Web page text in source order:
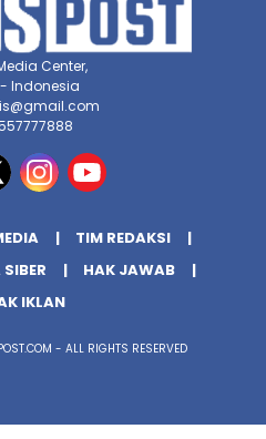
Center,
Indonesia
TIM REDAKSI
HAK JAWAB
IKLAN
- ALL RIGHTS RESERVED